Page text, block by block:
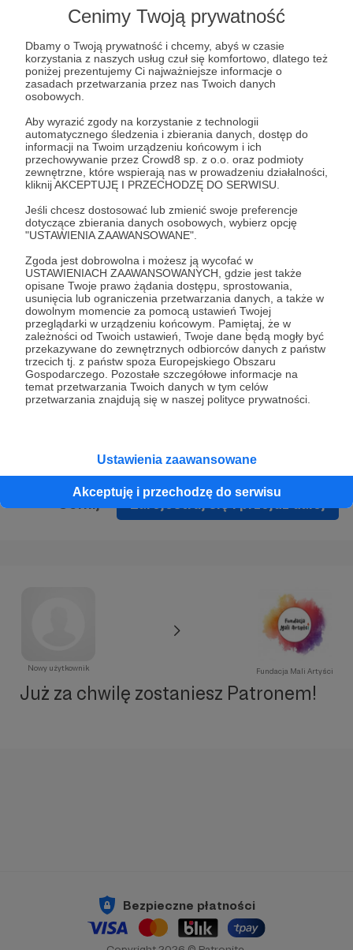
Cenimy Twoją prywatność
Dbamy o Twoją prywatność i chcemy, abyś w czasie
korzystania z naszych usług czuł się komfortowo, dlatego też
poniżej prezentujemy Ci najważniejsze informacje o
zasadach przetwarzania przez nas Twoich danych
osobowych.
Aby wyrazić zgody na korzystanie z technologii
automatycznego śledzenia i zbierania danych, dostęp do
informacji na Twoim urządzeniu końcowym i ich
przechowywanie przez Crowd8 sp. z o.o. oraz podmioty
zewnętrzne, które wspierają nas w prowadzeniu działalności,
kliknij AKCEPTUJĘ I PRZECHODZĘ DO SERWISU.
Jeśli chcesz dostosować lub zmienić swoje preferencje
dotyczące zbierania danych osobowych, wybierz opcję
"USTAWIENIA ZAAWANSOWANE".
Zgoda jest dobrowolna i możesz ją wycofać w
USTAWIENIACH ZAAWANSOWANYCH, gdzie jest także
opisane Twoje prawo żądania dostępu, sprostowania,
usunięcia lub ograniczenia przetwarzania danych, a także w
dowolnym momencie za pomocą ustawień Twojej
przeglądarki w urządzeniu końcowym. Pamiętaj, że w
zależności od Twoich ustawień, Twoje dane będą mogły być
przekazywane do zewnętrznych odbiorców danych z państw
trzecich tj. z państw spoza Europejskiego Obszaru
Gospodarczego. Pozostałe szczegółowe informacje na
temat przetwarzania Twoich danych w tym celów
przetwarzania znajdują się w naszej polityce prywatności.
Ustawienia zaawansowane
Akceptuję i przechodzę do serwisu
wyrażenia sprzeciwu wobec przetwarzania Twoich danych
osobowych. Rejestracja dla osób niepełnoletnich możliwa
jest po przekazaniu podpisanego formularza "Zgodna na
założenie konta przez osobę niepełnoletnią", formularz
dostępny jest na stronie regulaminu Patronite.pl.
* Zapoznałem się i akceptujęRegulaminserwisu oraz
* Wyrażam zgodę na przetwarzanie moich danych
osobowych podanych w formularzu rejestracyjnym w celu
prawidłowego świadczenia usług serwisu Patronite.
Wyrażam zgodę na otrzymywanie drogą elektroniczną
informacji handlowych - newslettera. Opcja ta może zostać
zmieniona w ustawieniach konta.
Zarejestruj się i przejdź dalej
Nowy użytkownik Fundacja Mali Artyści
Już za chwilę zostaniesz Patronem!
Bezpieczne płatności